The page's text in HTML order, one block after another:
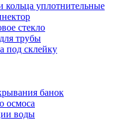
кольца уплотнительные
стекло
трубы
под склейку
банок
осмоса
воды